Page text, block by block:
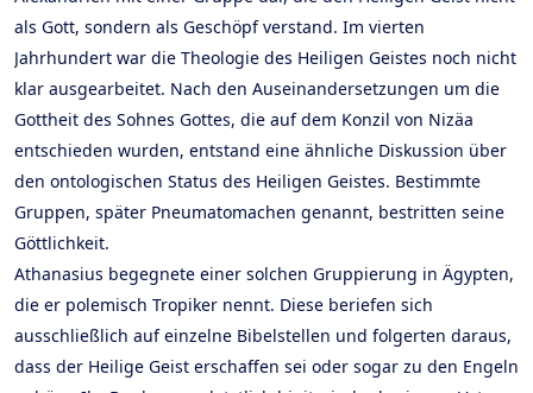
als Gott, sondern als Geschöpf verstand. Im vierten
Jahrhundert war die Theologie des Heiligen Geistes noch nicht
klar ausgearbeitet. Nach den Auseinandersetzungen um die
Gottheit des Sohnes Gottes, die auf dem Konzil von Nizäa
entschieden wurden, entstand eine ähnliche Diskussion über
den ontologischen Status des Heiligen Geistes. Bestimmte
Gruppen, später Pneumatomachen genannt, bestritten seine
Göttlichkeit.
Athanasius begegnete einer solchen Gruppierung in Ägypten,
die er polemisch Tropiker nennt. Diese beriefen sich
ausschließlich auf einzelne Bibelstellen und folgerten daraus,
dass der Heilige Geist erschaffen sei oder sogar zu den Engeln